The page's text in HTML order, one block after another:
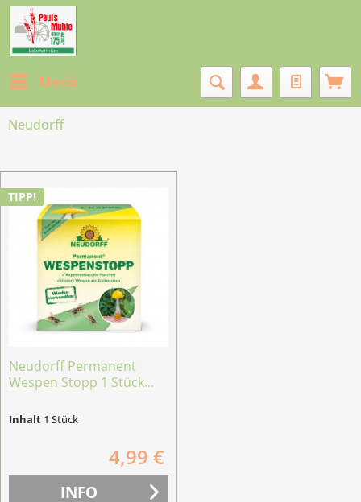
Menü
Neudorff
TIPP!
Neudorff Permanent
Wespen ­Stopp 1 Stück...
Inhalt 1 Stück
4,99 €
INFO